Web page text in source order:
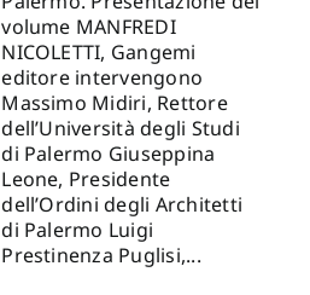
volume MANFREDI
NICOLETTI, Gangemi
editore intervengono
Massimo Midiri, Rettore
dell’Università degli Studi
di Palermo Giuseppina
Leone, Presidente
dell’Ordini degli Architetti
di Palermo Luigi
Prestinenza Puglisi,...